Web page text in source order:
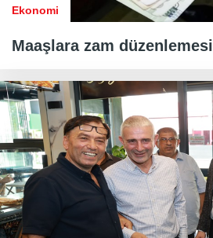
Ekonomi
Maaşlara zam düzenlemesi